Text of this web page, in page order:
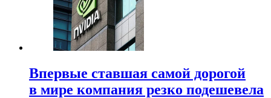
Впервые ставшая самой дорогой
в мире компания резко подешевела